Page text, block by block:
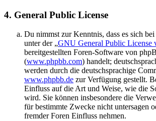
4. General Public License
Du nimmst zur Kenntnis, dass es sich
unter der „GNU General Public License
bereitgestellten Foren-Software von
(www.phpbb.com) handelt;
werden durch die deutschsprachige
www.phpbb.de zur Verfügung gestellt.
Einfluss auf die Art und Weise, wie die
wird. Sie können insbesondere die
für bestimmte Zwecke nicht untersagen
fremder Foren Einfluss nehmen.